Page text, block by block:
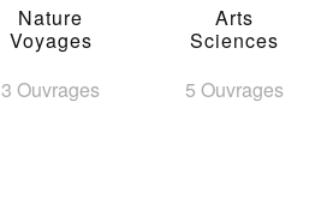
Nature
Voyages
3 Ouvrages
Arts
Sciences
5 Ouvrages